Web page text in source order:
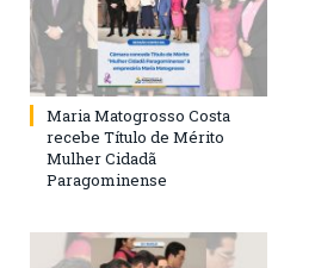
Maria Matogrosso Costa
recebe Título de Mérito
Mulher Cidadã
Paragominense